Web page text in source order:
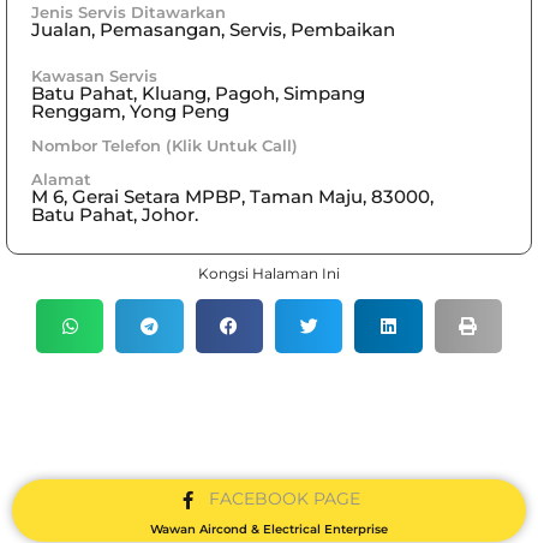
Jenis Servis Ditawarkan
Jualan, Pemasangan, Servis, Pembaikan
Kawasan Servis
Batu Pahat, Kluang, Pagoh, Simpang
Renggam, Yong Peng
Nombor Telefon (Klik Untuk Call)
Alamat
M 6, Gerai Setara MPBP, Taman Maju, 83000,
Batu Pahat, Johor.
Kongsi Halaman Ini
FACEBOOK PAGE
Wawan Aircond & Electrical Enterprise